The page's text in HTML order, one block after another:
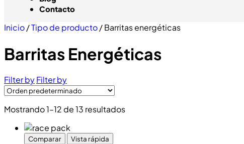
Contacto
Inicio/Tipo de producto/ Barritas energéticas
Barritas Energéticas
Filter byFilter by
Mostrando 1–12 de 13 resultados
Comparar Vista rápida